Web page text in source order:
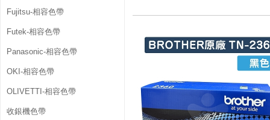
Fujitsu-相容色帶
Futek-相容色帶
Panasonic-相容色帶
OKI-相容色帶
OLIVETTI-相容色帶
收銀機色帶